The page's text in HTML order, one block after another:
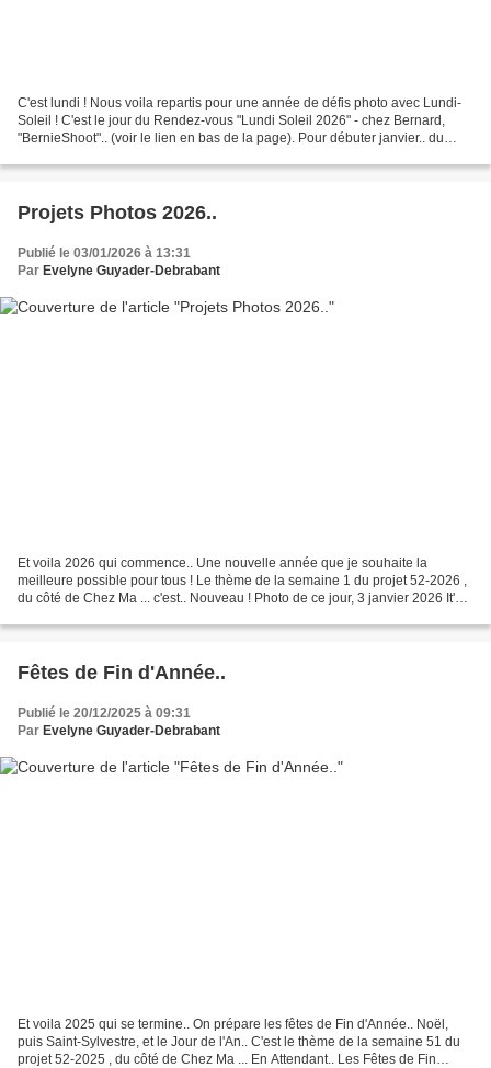
C'est lundi ! Nous voila repartis pour une année de défis photo avec Lundi-
Soleil ! C'est le jour du Rendez-vous "Lundi Soleil 2026" - chez Bernard,
"BernieShoot".. (voir le lien en bas de la page). Pour débuter janvier.. du
Projets Photos 2026..
Publié le 03/01/2026 à 13:31
Par Evelyne Guyader-Debrabant
Et voila 2026 qui commence.. Une nouvelle année que je souhaite la
meilleure possible pour tous ! Le thème de la semaine 1 du projet 52-2026 ,
du côté de Chez Ma ... c'est.. Nouveau ! Photo de ce jour, 3 janvier 2026 It's
Fêtes de Fin d'Année..
Publié le 20/12/2025 à 09:31
Par Evelyne Guyader-Debrabant
Et voila 2025 qui se termine.. On prépare les fêtes de Fin d'Année.. Noël,
puis Saint-Sylvestre, et le Jour de l'An.. C'est le thème de la semaine 51 du
projet 52-2025 , du côté de Chez Ma ... En Attendant.. Les Fêtes de Fin